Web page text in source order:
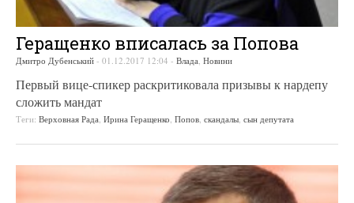
Геращенко вписалась за Попова
Дмитро Дубенський - 01.12.2017 12:04 - Влада, Новини
Первый вице-спикер раскритиковала призывы к нардепу
сложить мандат
Теги: Верховная Рада, Ирина Геращенко, Попов, скандалы, сын депутата